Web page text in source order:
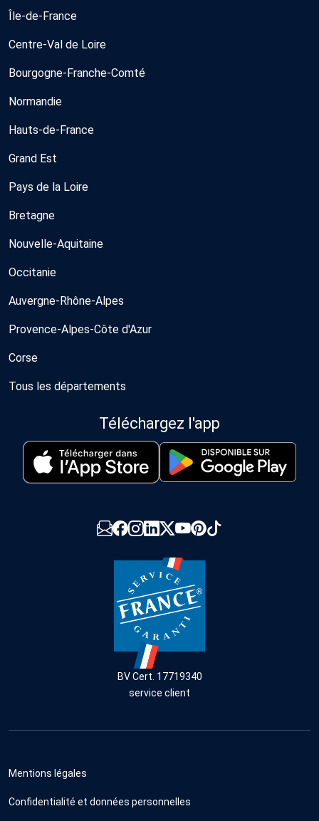
Île-de-France
Centre-Val de Loire
Bourgogne-Franche-Comté
Normandie
Hauts-de-France
Grand Est
Pays de la Loire
Bretagne
Nouvelle-Aquitaine
Occitanie
Auvergne-Rhône-Alpes
Provence-Alpes-Côte d'Azur
Corse
Tous les départements
Téléchargez l'app
BV Cert. 17719340
service client
Mentions légales
Confidentialité et données personnelles